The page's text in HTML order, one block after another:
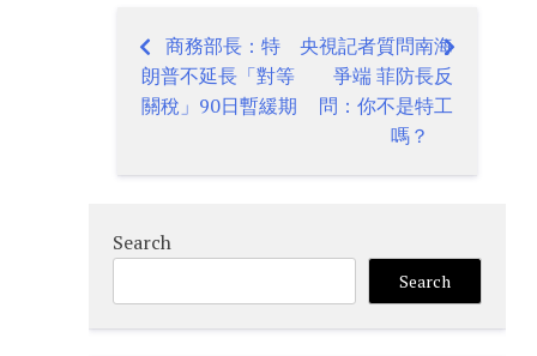
Post
navigation
商務部長：特
朗普不延長「對等
關稅」90日暫緩期
央視記者質問南海
爭端 菲防長反
問：你不是特工
嗎？
Search
Search